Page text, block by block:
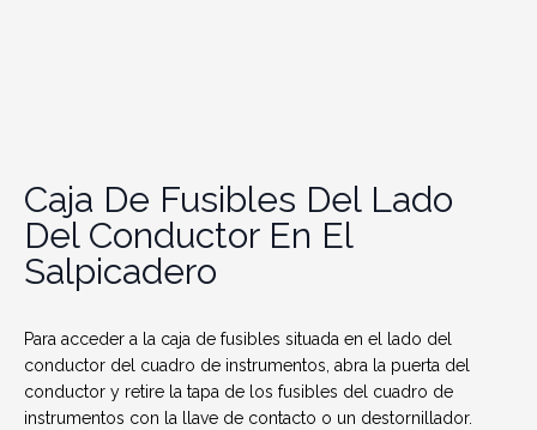
Caja De Fusibles Del Lado
Del Conductor En El
Salpicadero
Para acceder a la caja de fusibles situada en el lado del
conductor del cuadro de instrumentos, abra la puerta del
conductor y retire la tapa de los fusibles del cuadro de
instrumentos con la llave de contacto o un destornillador.